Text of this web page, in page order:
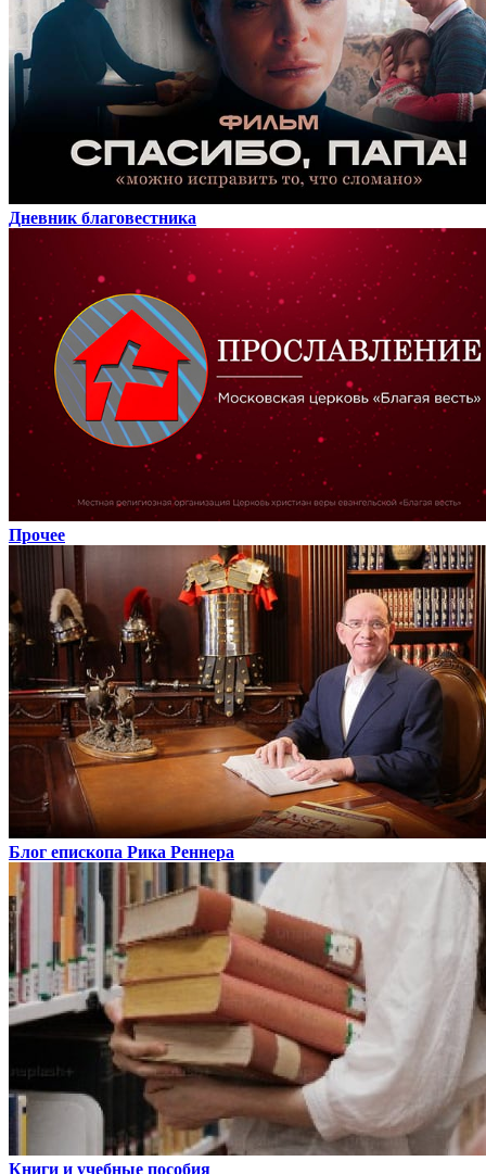
Дневник благовестника
Прочее
Блог епископа Рика Реннера
Книги и учебные пособия